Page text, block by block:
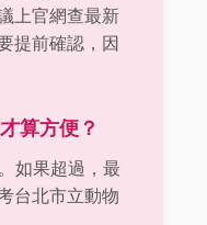
上官網查最新
提前確認，因
算方便？
如果超過，最
台北市立動物